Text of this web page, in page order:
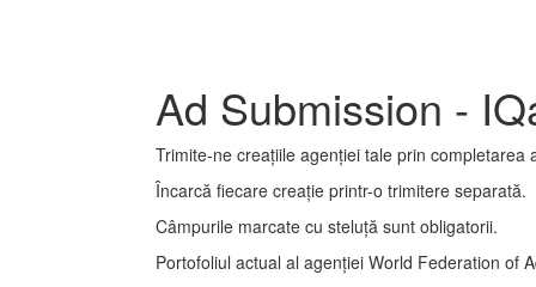
Ad Submission -
Trimite-ne creațiile agenției tale prin completarea
Încarcă fiecare creație printr-o trimitere separată.
Câmpurile marcate cu steluță sunt obligatorii.
Portofoliul actual al agenției World Federation of